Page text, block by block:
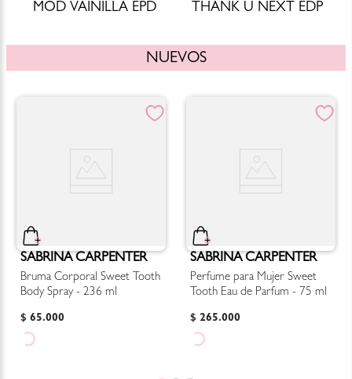
MOD VAINILLA EPD THANK U NEXT EDP
NUEVOS
SABRINA CARPENTER
Bruma Corporal Sweet Tooth
Body Spray - 236 ml
$ 65.000
SABRINA CARPENTER
Perfume para Mujer Sweet
Tooth Eau de Parfum - 75 ml
$ 265.000